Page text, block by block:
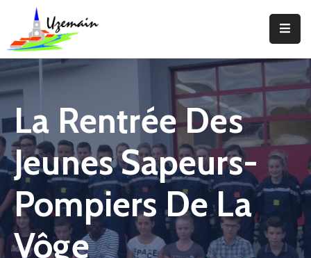
Actualités
Agenda
Votre
Commune
Votre
Mairie
Services
Vie
La Rentrée Des
Jeunes Sapeurs-
Pompiers De La
Vôge